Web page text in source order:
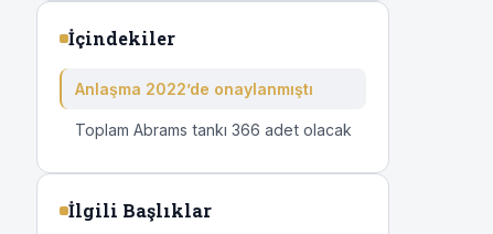
İçindekiler
Anlaşma 2022’de onaylanmıştı
Toplam Abrams tankı 366 adet olacak
İlgili Başlıklar